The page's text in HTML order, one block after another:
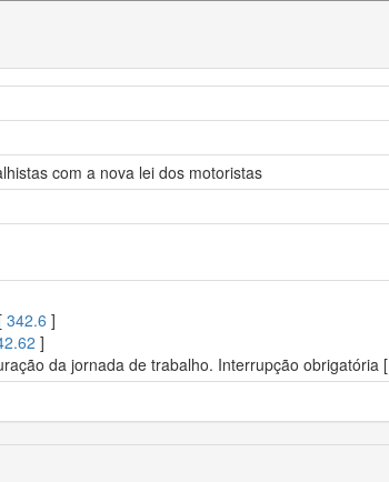
com a nova lei dos motoristas
342.6 ]
]
da jornada de trabalho. Interrupção obrigatória [